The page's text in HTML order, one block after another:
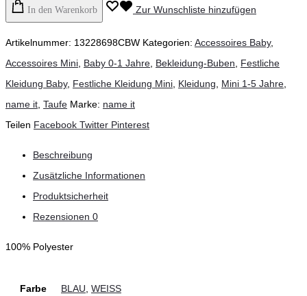
In den Warenkorb Zur Wunschliste hinzufügen
Artikelnummer: 13228698CBW Kategorien: Accessoires Baby,
Accessoires Mini Baby 0-1 Jahre Bekleidung-Buben
Festliche
Kleidung Baby, Festliche Kleidung Mini Kleidung Mini 1-5 Jahre
name it Taufe Marke: name it
Teilen Facebook Twitter Pinterest
Beschreibung
Zusätzliche Informationen
Produktsicherheit
Rezensionen 0
100% Polyester
Farbe BLAU WEISS